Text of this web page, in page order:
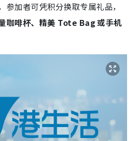
参加者可凭积分换取专属礼品，
咖啡杯、精美 Tote Bag 或手机